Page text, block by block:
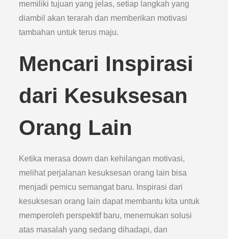
memiliki tujuan yang jelas, setiap langkah yang
diambil akan terarah dan memberikan motivasi
tambahan untuk terus maju.
Mencari Inspirasi
dari Kesuksesan
Orang Lain
Ketika merasa down dan kehilangan motivasi,
melihat perjalanan kesuksesan orang lain bisa
menjadi pemicu semangat baru. Inspirasi dari
kesuksesan orang lain dapat membantu kita untuk
memperoleh perspektif baru, menemukan solusi
atas masalah yang sedang dihadapi, dan